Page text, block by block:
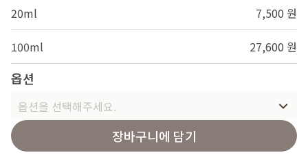
20ml
7,500 원
100ml 27,600 원
옵션
옵션을 선택해주세요.
장바구니에 담기